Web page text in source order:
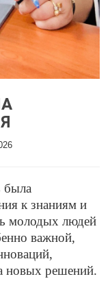
была
к знаниям и
молодых людей
важной,
новых решений.